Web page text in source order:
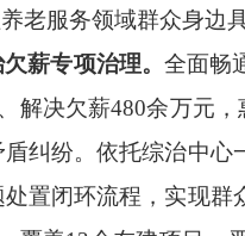
老服务领域群众身边
薪专项治理。 全面畅
解决欠薪480余万元
纠纷。依托综治中
置闭环流程，实现